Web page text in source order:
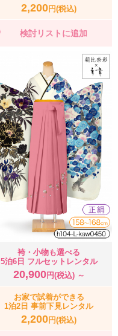
2,200円(税込)
袴・小物も選べる
5泊6日 フルセットレンタル
20,900円(税込) ～
お家で試着ができる
1泊2日 事前下見レンタル
2,200円(税込)